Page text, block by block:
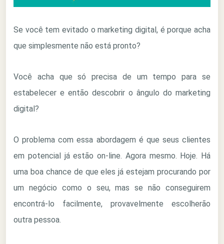
Se você tem evitado o marketing digital, é porque acha
que simplesmente não está pronto?
Você acha que só precisa de um tempo para se
estabelecer e então descobrir o ângulo do marketing
digital?
O problema com essa abordagem é que seus clientes
em potencial já estão on-line. Agora mesmo. Hoje. Há
uma boa chance de que eles já estejam procurando por
um negócio como o seu, mas se não conseguirem
encontrá-lo facilmente, provavelmente escolherão
outra pessoa.